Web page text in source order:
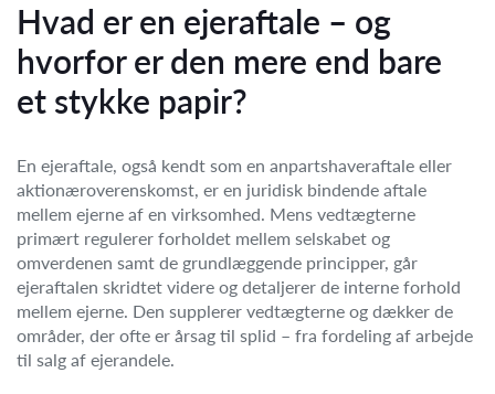
Hvad er en ejeraftale – og
hvorfor er den mere end bare
et stykke papir?
En ejeraftale, også kendt som en anpartshaveraftale eller
aktionæroverenskomst, er en juridisk bindende aftale
mellem ejerne af en virksomhed. Mens vedtægterne
primært regulerer forholdet mellem selskabet og
omverdenen samt de grundlæggende principper, går
ejeraftalen skridtet videre og detaljerer de interne forhold
mellem ejerne. Den supplerer vedtægterne og dækker de
områder, der ofte er årsag til splid – fra fordeling af arbejde
til salg af ejerandele.